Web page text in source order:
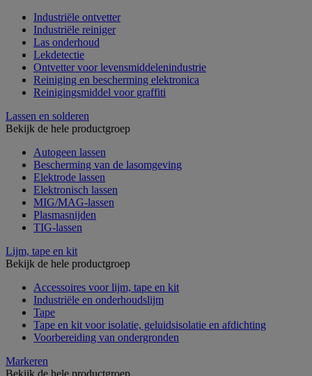
Industriële ontvetter
Industriële reiniger
Las onderhoud
Lekdetectie
Ontvetter voor levensmiddelenindustrie
Reiniging en bescherming elektronica
Reinigingsmiddel voor graffiti
Lassen en solderen
Bekijk de hele productgroep
Autogeen lassen
Bescherming van de lasomgeving
Elektrode lassen
Elektronisch lassen
MIG/MAG-lassen
Plasmasnijden
TIG-lassen
Lijm, tape en kit
Bekijk de hele productgroep
Accessoires voor lijm, tape en kit
Industriële en onderhoudslijm
Tape
Tape en kit voor isolatie, geluidsisolatie en afdichting
Voorbereiding van ondergronden
Markeren
Bekijk de hele productgroep